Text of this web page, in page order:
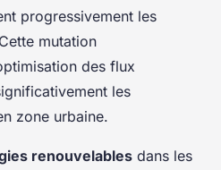
progressivement les
mutation
des flux
les
zone urbaine.
renouvelables dans les